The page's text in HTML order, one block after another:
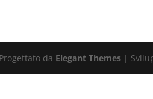
Progettato da Elegant Themes |